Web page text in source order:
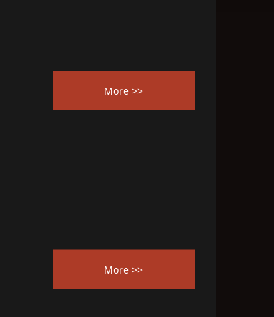
More >>
More >>